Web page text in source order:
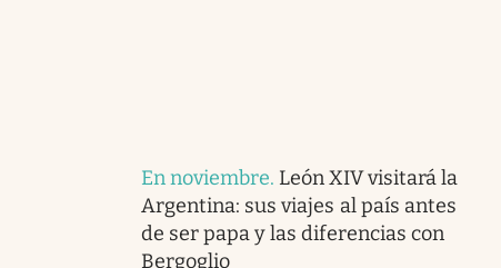
En noviembre. León XIV visitará la
Argentina: sus viajes al país antes
de ser papa y las diferencias con
Bergoglio